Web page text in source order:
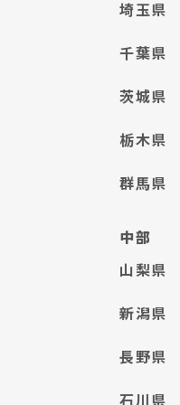
埼玉県
千葉県
茨城県
栃木県
群馬県
中部
山梨県
新潟県
長野県
石川県